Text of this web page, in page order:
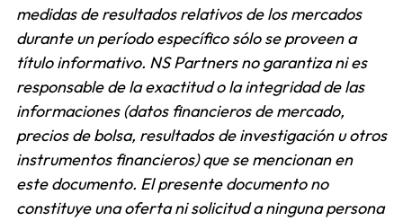
medidas de resultados relativos de los mercados
durante un período específico sólo se proveen a
título informativo. NS Partners no garantiza ni es
responsable de la exactitud o la integridad de las
informaciones (datos financieros de mercado,
precios de bolsa, resultados de investigación u otros
instrumentos financieros) que se mencionan en
este documento. El presente documento no
constituye una oferta ni solicitud a ninguna persona